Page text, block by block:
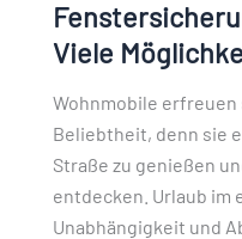
Viele
Wohnmobile
Beliebtheit, denn sie
Straße zu genießen
entdecken. Urlaub im
Unabhängigkeit und
Wohnmobilen
–
Möglichkeiten
für
kleines
Geld